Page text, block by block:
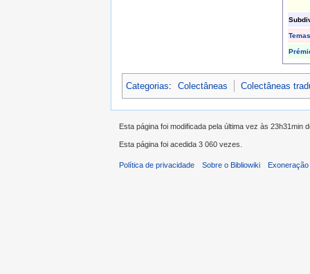
Temas
Categorias: Colectâneas Colectâneas
Esta página foi modificada pela última vez às 23h31min
Esta página foi acedida 3 060 vezes.
Política de privacidade Sobre o Bibliowiki